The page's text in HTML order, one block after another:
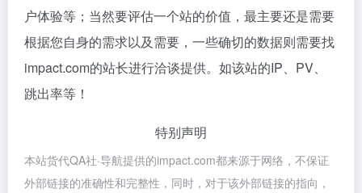
户体验等；当然要评估一个站的价值，最主要还是需要
根据您自身的需求以及需要，一些确切的数据则需要找
impact.com的站长进行洽谈提供。如该站的IP、PV、
跳出率等！
特别声明
本站货代QA社·导航提供的impact.com都来源于网络，不保证
外部链接的准确性和完整性，同时，对于该外部链接的指向，